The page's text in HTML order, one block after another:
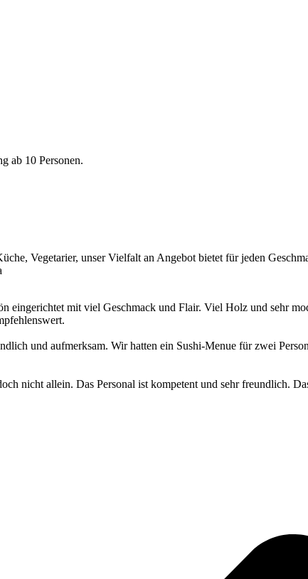
ab 10 Personen.
Vegetarier, unser Vielfalt an Angebot bietet für jeden
eingerichtet mit viel Geschmack und Flair. Viel Holz und sehr
und aufmerksam. Wir hatten ein Sushi-Menue für zwei
nicht allein. Das Personal ist kompetent und sehr freundlich.